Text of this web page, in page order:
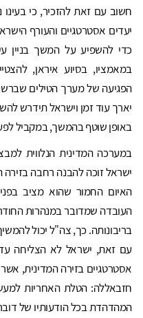
חשוב עם זאת להזכיר, כי
יעדים אסטרטגיים והעורף
כדי להשפיע על המשך בניין
במאמציו, בסיוע איראן,
הפגיעה של מערך הטילים
יארך עוד זמן וישראל תידרש
באופן שוטף בהמשך, במקביל
במערכה המדינית הנלווית
ישראל זוכה להבנה רחבה בזירה
האיום החמור שהוא מציב בפני
העובדה שמדובר במנהרות
בריבונותה. כך, צה"ל יכול
עם זאת, ישראל לא הצליחה
אסטרטגיים בזירה המדינית,
חזבאללה: הטלת האחריות
המהדהדת בכל הודעותיו של